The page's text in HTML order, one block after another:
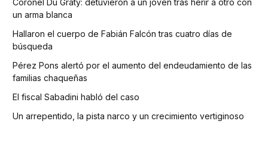
Coronel Du Graty: detuvieron a un joven tras herir a otro con
un arma blanca
Hallaron el cuerpo de Fabián Falcón tras cuatro días de
búsqueda
Pérez Pons alertó por el aumento del endeudamiento de las
familias chaqueñas
El fiscal Sabadini habló del caso
Un arrepentido, la pista narco y un crecimiento vertiginoso